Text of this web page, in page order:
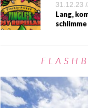
31.12.23
Lang,